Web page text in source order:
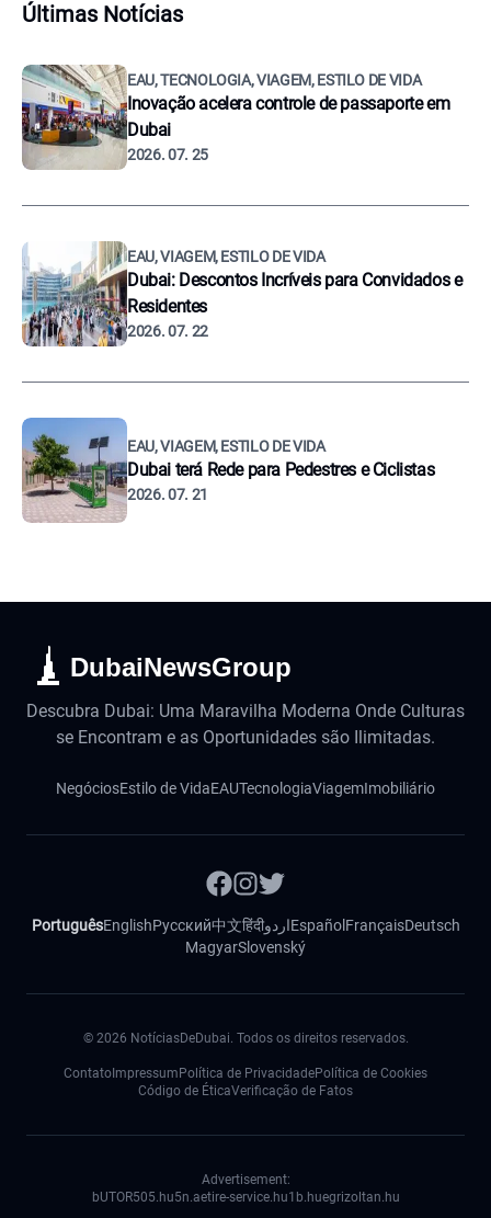
Últimas Notícias
EAU, TECNOLOGIA, VIAGEM, ESTILO DE VIDA
Inovação acelera controle de passaporte em
Dubai
2026. 07. 25
EAU, VIAGEM, ESTILO DE VIDA
Dubai: Descontos Incríveis para Convidados e
Residentes
2026. 07. 22
EAU, VIAGEM, ESTILO DE VIDA
Dubai terá Rede para Pedestres e Ciclistas
2026. 07. 21
DubaiNewsGroup
Descubra Dubai: Uma Maravilha Moderna Onde Culturas
se Encontram e as Oportunidades são Ilimitadas.
NegóciosEstilo de VidaEAUTecnologiaViagemImobiliário
PortuguêsEnglishРусский中文हिंदीاردوEspañol FrançaisDeutsch
MagyarSlovenský
© 2026 NotíciasDeDubai. Todos os direitos reservados.
Contato Impressum Política de PrivacidadePolítica de Cookies
Código de ÉticaVerificação de Fatos
Advertisement:
bUTOR505.hu5n.aetire-service.hu1b.huegrizoltan.hu